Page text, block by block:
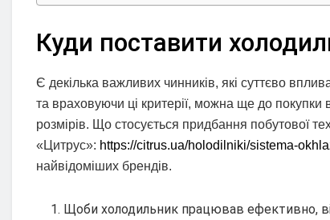
Куди поставити
Є декілька важливих чинників, які суттєво
та враховуючи ці критерії, можна ще до
розмірів. Що стосується придбання побутової
«Цитрус»: https://citrus.ua/holodilniki/sistema-
найвідоміших брендів.
Щоби холодильник працював ефективно,